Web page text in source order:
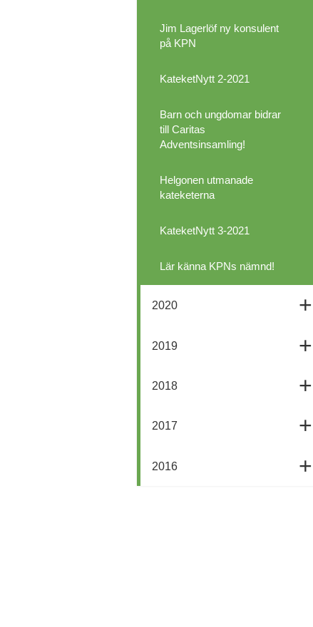
Jim Lagerlöf ny konsulent
på KPN
KateketNytt 2-2021
Barn och ungdomar bidrar
till Caritas
Adventsinsamling!
Helgonen utmanade
kateketerna
KateketNytt 3-2021
Lär känna KPNs nämnd!
2020
2019
2018
2017
2016